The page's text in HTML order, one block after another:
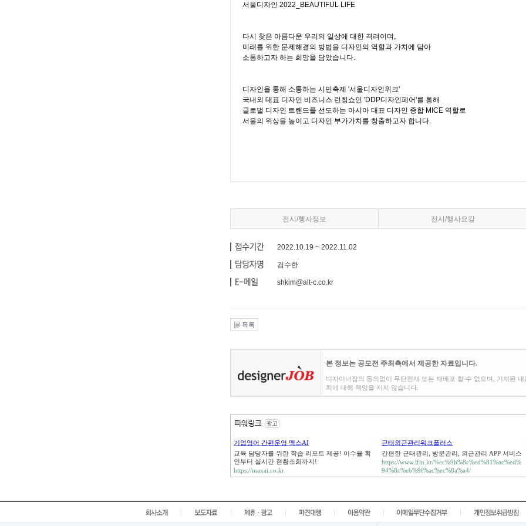
전시/행사정보 전시/행사요강
2022.10.19 ~ 2022.11.02
김수한
shkim@alt-c.co.kr
목록
본 정보는 공모전 주최측에서 제공한 자료입니다.
디자이너잡의 동의없이 무단전재 또는 재배포 할 수 없으며, 기재된
치에 대해 책임을 지지 않습니다.
기업영어 간편운영 맥스AI
교육 담당자를 위한 학습 리포트 제공! 이수율 확
인부터 실시간 현황조회까지!
https://maxai.co.kr
근태외근관리워크플러스
간편한 근태관리, 방문관리, 외근관리 APP 서비스
https://www.lfin.kr/%ec%9b%8c%ed%81%ac%ed%
94%8c%eb%9f%ac%ec%8a%a4/
| | | | | |